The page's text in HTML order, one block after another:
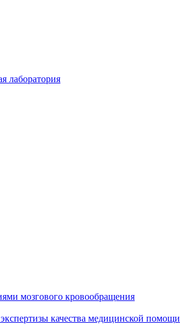
лаборатория
мозгового кровообращения
качества медицинской помощи